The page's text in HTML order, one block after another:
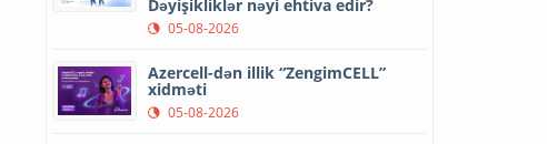
Dəyişikliklər nəyi ehtiva edir?
05-08-2026
Azercell-dən illik “ZengimCELL”
xidməti
05-08-2026